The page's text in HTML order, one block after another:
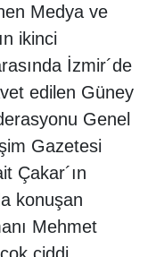
Medya ve
ikinci
İzmir´de
edilen Güney
Genel
Gazetesi
Çakar´ın
konuşan
Mehmet